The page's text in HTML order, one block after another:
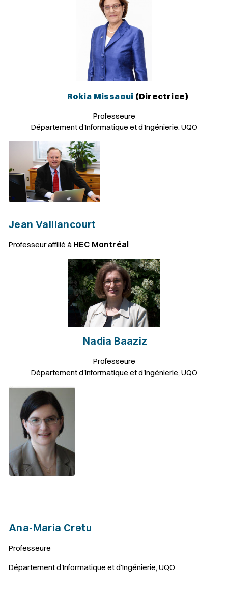
Rokia Missaoui (Directrice)
Professeure
Département d'Informatique et d'Ingénierie, UQO
Jean Vaillancourt
Professeur affilié à HEC Montréal
Nadia Baaziz
Professeure
Département d'Informatique et d'Ingénierie, UQO
Ana-Maria Cretu
Professeure
Département d'Informatique et d'Ingénierie, UQO